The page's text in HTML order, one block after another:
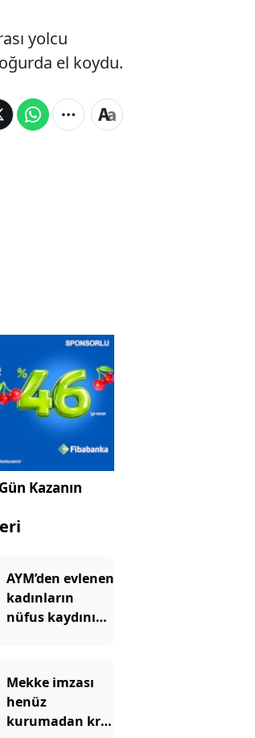
yolcu
el koydu.
Kazanın
AYM’den evlenen
kadınların
nüfus kaydının
Mekke imzası
henüz
kurumadan kriz